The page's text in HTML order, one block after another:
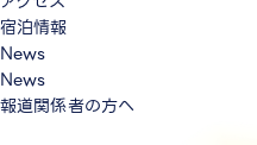
宿泊情報
News
News
報道関係者の方へ